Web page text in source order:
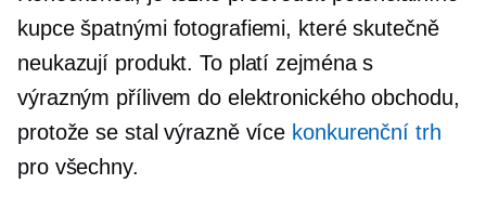
kupce špatnými fotografiemi, které skutečně
neukazují produkt. To platí zejména s
výrazným přílivem do elektronického obchodu,
protože se stal výrazně více konkurenční trh
pro všechny.